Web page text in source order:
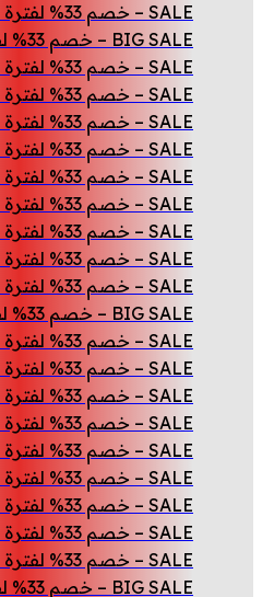
SALE – خصم 33% لفترة محدودة ⚡
SALE – خصم 33% لفترة محدودة ⚡
SALE – خصم 33% لفترة محدودة ⚡